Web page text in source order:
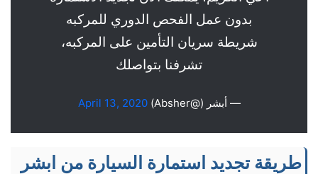
بدون عمل الفحص الدوري للمركبه
شريطة سريان التأمين على المركبه،
تشرفنا بتواصلك
— أبشر (@Absher) April 13, 2020
طريقة تجديد استمارة السيارة من ابشر